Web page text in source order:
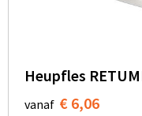
Heupfles
vanaf € 6,06